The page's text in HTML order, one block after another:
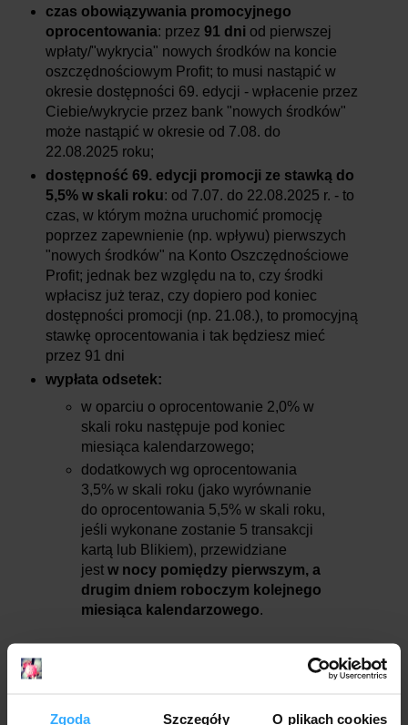
Zgoda Szczegóły O plikach cookies
czas obowiązywania promocyjnego
oprocentowania: przez 91 dni od pierwszej
wpłaty/"wykrycia" nowych środków na koncie
oszczędnościowym Profit; to musi nastąpić w
okresie dostępności 69. edycji - wpłacenie przez
Ciebie/wykrycie przez bank "nowych środków"
może nastąpić w okresie od 7.08. do
22.08.2025 roku;
dostępność 69. edycji promocji ze stawką do
5,5% w skali roku: od 7.07. do 22.08.2025 r. -to
czas, w którym można uruchomić promocję
poprzez zapewnienie (np. wpływu) pierwszych
"nowych środków" na Konto Oszczędnościowe
Profit; jednak bez względu na to, czy środki
wpłacisz już teraz, czy dopiero pod koniec
dostępności promocji (np. 21.08.), to promocyjną
stawkę oprocentowania i tak będziesz mieć
przez 91 dni
wypłata odsetek:
w oparciu o oprocentowanie 2,0% w
skali roku następuje pod koniec
miesiąca kalendarzowego;
dodatkowych wg oprocentowania
3,5% w skali roku (jako wyrównanie
do oprocentowania 5,5% w skali roku,
jeśli wykonane zostanie 5 transakcji
kartą lub Blikiem), przewidziane
jestw nocy pomiędzy pierwszym, a
drugim dniem roboczym kolejnego
miesiąca kalendarzowego.
Nowi klienci
, którzy dopiero teraz otworzą konto w
Millennium (konto oszczędnościowe zakłada się razem we